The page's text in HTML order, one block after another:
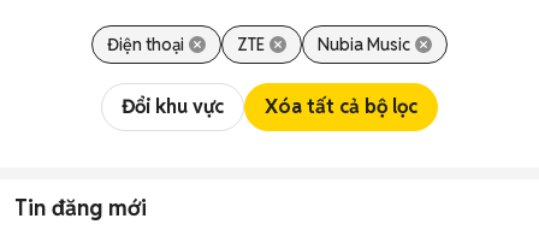
Điện thoại ZTE Nubia Music
Đổi khu vực Xóa tất cả bộ lọc
Tin đăng mới